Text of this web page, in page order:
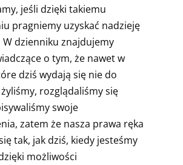
jeśli dzięki takiemu
pragniemy uzyskać nadzieję
W dzienniku znajdujemy
o tym, że nawet w
dziś wydają się nie do
rozglądaliśmy się
swoje
zatem że nasza prawa ręka
tak, jak dziś, kiedy jesteśmy
możliwości